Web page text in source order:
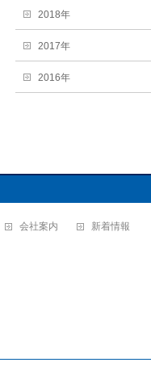
2018年
2017年
2016年
会社案内 新着情報